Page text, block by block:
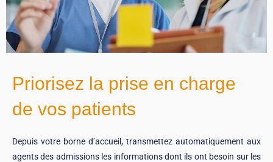
Priorisez la prise en charge
de vos patients
Depuis votre borne d’accueil, transmettez automatiquement aux
agents des admissions les informations dont ils ont besoin sur les